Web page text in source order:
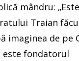
mândru:
Traian
imaginea de pe
este fondatorul